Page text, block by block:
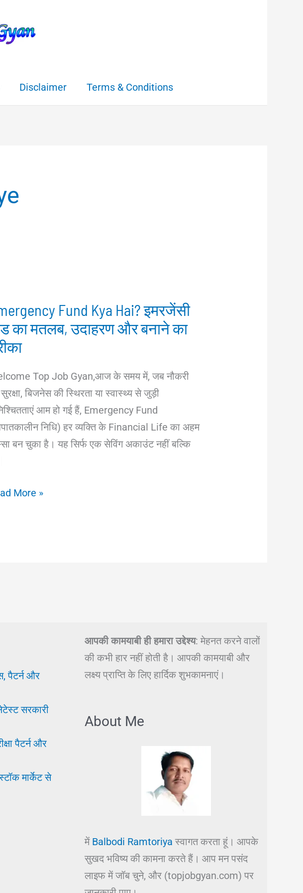
Disclaimer Terms & Conditions
Fund Kya Hai? इमरजेंसी
का मतलब, उदाहरण और बनाने का
Top Job Gyan,आज के समय में, जब नौकरी
बिजनेस की स्थिरता या स्वास्थ्य से जुड़ी
आम हो गई हैं, Emergency Fund
निधि) हर व्यक्ति के Financial Life का अहम
बन चुका है। यह सिर्फ एक सेविंग अकाउंट नहीं बल्कि
More »
पैटर्न और
सरकारी
पैटर्न और
मार्केट से
आपकी कामयाबी ही हमारा उद्देश्य: मेहनत करने वालों
की कभी हार नहीं होती है। आपकी कामयाबी और
लक्ष्य प्राप्ति के लिए हार्दिक शुभकामनाएं।
About Me
में Balbodi Ramtoriya स्वागत करता हूं। आपके
सुखद भविष्य की कामना करते हैं। आप मन पसंद
लाइफ में जॉब चुने, और (topjobgyan.com) पर